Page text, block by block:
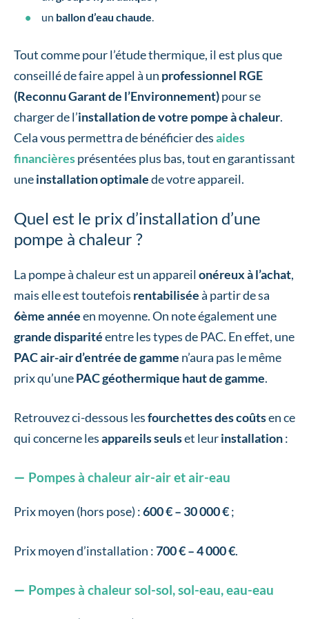
un ballon d’eau chaude.
Tout comme pour l’étude thermique, il est plus que
conseillé de faire appel à un professionnel RGE
(Reconnu Garant de l’Environnement)pour se
charger de l’installation de votre pompe à chaleur.
Cela vous permettra de bénéficier desaides
financièresprésentées plus bas, tout en garantissant
uneinstallation optimalede votre appareil.
Quel est le prix d’installation d’une
pompe à chaleur ?
La pompe à chaleur est un appareil onéreux à l’achat,
mais elle est toutefois rentabiliséeà partir de sa
6ème annéeen moyenne. On note également une
grande disparitéentre les types de PAC. En effet, une
PAC air-air d’entrée de gamme n’aura pas le même
prix qu’unePAC géothermique haut de gamme.
Retrouvez ci-dessous lesfourchettes des coûtsen ce
qui concerne lesappareils seulset leurinstallation:
Pompes à chaleur air-air et air-eau
Prix moyen (hors pose) :600 € – 30 000 €;
Prix moyen d’installation :700 € – 4 000 €.
Pompes à chaleur sol-sol, sol-eau, eau-eau